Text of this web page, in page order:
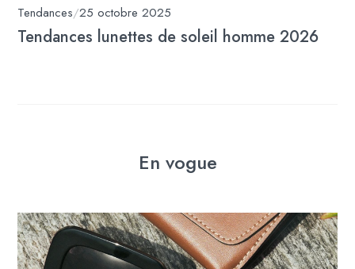
Tendances/25 octobre 2025
Tendances lunettes de soleil homme 2026
En vogue